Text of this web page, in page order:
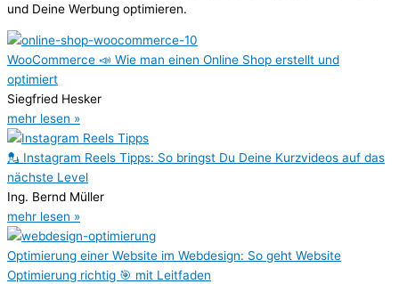
und Deine Werbung optimieren.
WooCommerce 📣 Wie man einen Online Shop erstellt und
optimiert
Siegfried Hesker
mehr lesen »
💂 Instagram Reels Tipps: So bringst Du Deine Kurzvideos auf das
nächste Level
Ing. Bernd Müller
mehr lesen »
Optimierung einer Website im Webdesign: So geht Website
Optimierung richtig 🎯 mit Leitfaden